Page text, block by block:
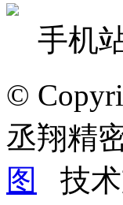
手机
©
丞翔精
图
技